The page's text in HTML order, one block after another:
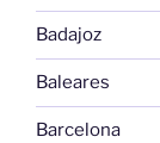
Badajoz
Baleares
Barcelona